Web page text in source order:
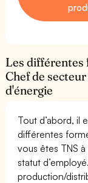
Les différentes
Chef de
d'énergie
Tout d’abord, il
différentes
vous êtes TNS
statut
production/